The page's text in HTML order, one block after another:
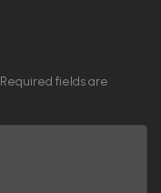
Required fields are